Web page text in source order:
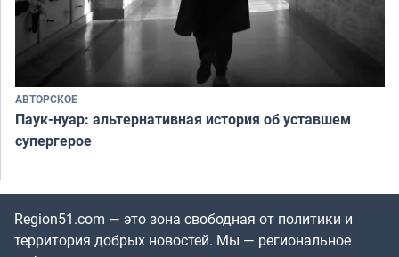
АВТОРСКОЕ
Паук-нуар: альтернативная история об уставшем
супергерое
Region51.com — это зона свободная от политики и
территория добрых новостей. Мы — региональное